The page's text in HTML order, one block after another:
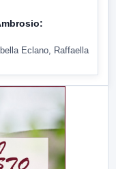
Eclano, Raffaella